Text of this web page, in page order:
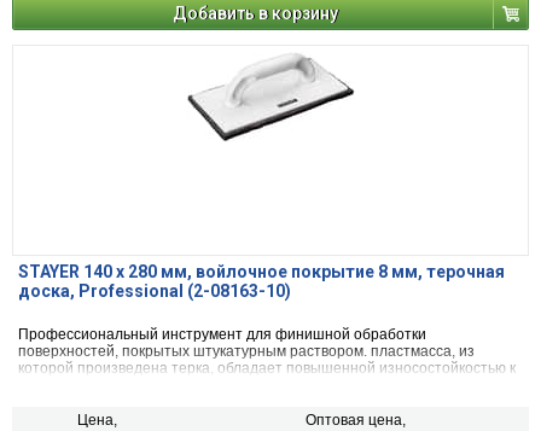
Добавить в корзину
STAYER 140 x 280 мм, войлочное покрытие 8 мм, терочная
доска, Professional (2-08163-10)
Профессиональный инструмент для финишной обработки
поверхностей, покрытых штукатурным раствором. пластмасса, из
которой произведена терка, обладает повышенной износостойкостью к
Цена,
Оптовая цена,